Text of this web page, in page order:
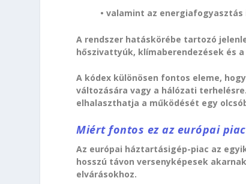
• valamint az
A rendszer hatáskörébe tartozó
hőszivattyúk, klímaberendezések és
A kódex különösen fontos eleme,
változására vagy a hálózati
elhalaszthatja a működését egy
Miért fontos ez az európai
Az európai háztartásigép-piac az
hosszú távon versenyképesek
elvárásokhoz.